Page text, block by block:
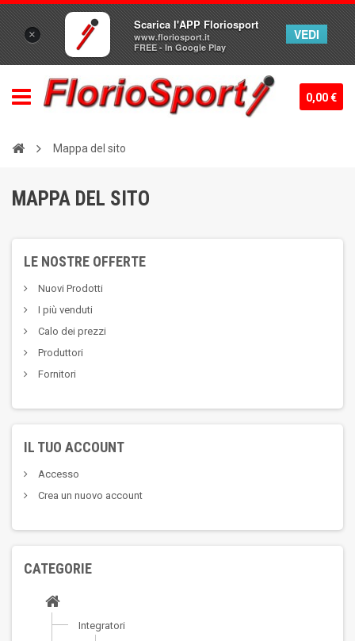
×
Scarica l'APP Floriosport
www.floriosport.it
FREE - In Google Play
VEDI
0,00 €
Mappa del sito
MAPPA DEL SITO
LE NOSTRE OFFERTE
Nuovi Prodotti
I più venduti
Calo dei prezzi
Produttori
Fornitori
IL TUO ACCOUNT
Accesso
Crea un nuovo account
CATEGORIE
Integratori